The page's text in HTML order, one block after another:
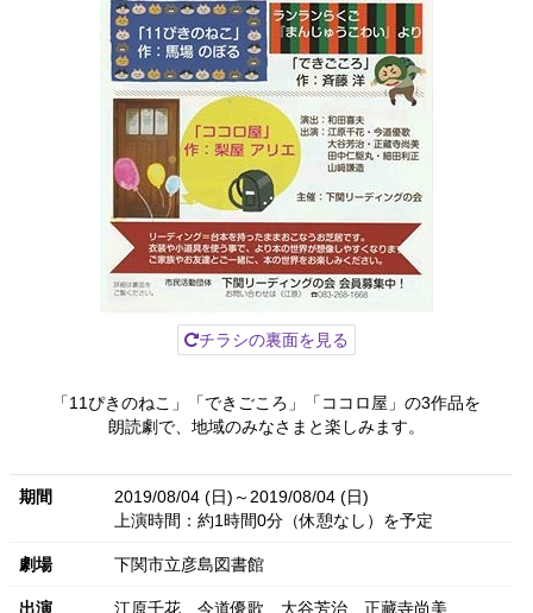
チラシの裏面を見る
「11ぴきのねこ」「できごころ」「ココロ屋」の3作品を
朗読劇で、地域のみなさまと楽しみます。
期間
2019/08/04 (日)～2019/08/04 (日)
上演時間：約1時間0分（休憩なし）を予定
劇場 下関市立彦島図書館
出演 江原千花 今道優歌 大谷芳治
正藏寺尚美